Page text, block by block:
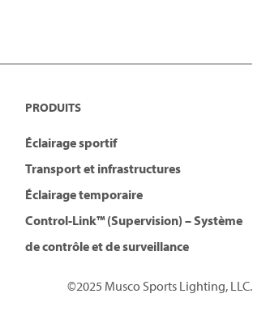
PRODUITS
Éclairage sportif
Transport et infrastructures
Éclairage temporaire
Control-Link™ (Supervision) – Système
de contrôle et de surveillance
©2025 Musco Sports Lighting, LLC.